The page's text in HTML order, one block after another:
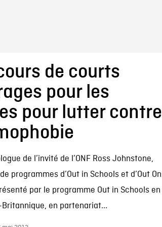
de courts
pour les
pour lutter contre
de l’invité de l’ONF Ross Johnstone,
programmes d’Out in Schools et d’Out On
par le programme Out in Schools en
en partenariat...